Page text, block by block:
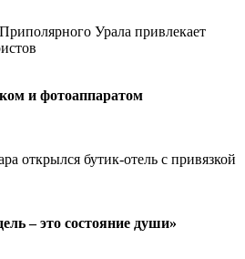
Урала привлекает
и фотоаппаратом
открылся бутик-отель с привязкой
– это состояние души»